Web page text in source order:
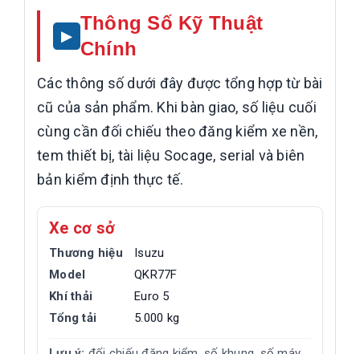
Thông Số Kỹ Thuật
Chính
Các thông số dưới đây được tổng hợp từ bài
cũ của sản phẩm. Khi bàn giao, số liệu cuối
cùng cần đối chiếu theo đăng kiểm xe nền,
tem thiết bị, tài liệu Socage, serial và biên
bản kiểm định thực tế.
Xe cơ sở
Thương hiệu
Isuzu
Model
QKR77F
Khí thải
Euro 5
Tổng tải
5.000 kg